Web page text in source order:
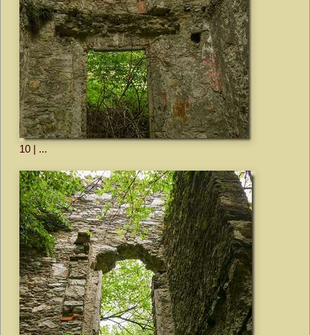
10 | ...